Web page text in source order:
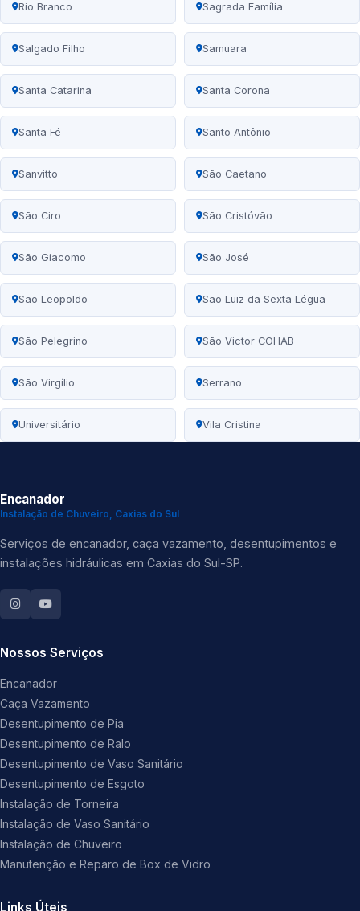
Rio Branco Sagrada Família
Salgado Filho Samuara
Santa Catarina Santa Corona
Santa Fé Santo Antônio
Sanvitto São Caetano
São Ciro São Cristóvão
São Giacomo São José
São Leopoldo São Luiz da Sexta Légua
São Pelegrino São Victor COHAB
São Virgílio Serrano
Universitário Vila Cristina
Encanador
Instalação de Chuveiro, Caxias do Sul
Serviços de encanador, caça vazamento, desentupimentos e
instalações hidráulicas em Caxias do Sul-SP.
Nossos Serviços
Encanador
Caça Vazamento
Desentupimento de Pia
Desentupimento de Ralo
Desentupimento de Vaso Sanitário
Desentupimento de Esgoto
Instalação de Torneira
Instalação de Vaso Sanitário
Instalação de Chuveiro
Manutenção e Reparo de Box de Vidro
Links Úteis